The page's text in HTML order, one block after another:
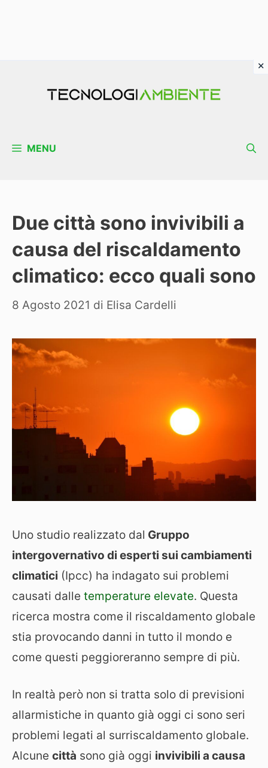
MENU
Due città sono invivibili a
causa del riscaldamento
climatico: ecco quali sono
8 Agosto 2021 di Elisa Cardelli
Uno studio realizzato dal Gruppo
intergovernativo di esperti sui cambiamenti
climatici (Ipcc) ha indagato sui problemi
causati dalle temperature elevate. Questa
ricerca mostra come il riscaldamento globale
stia provocando danni in tutto il mondo e
come questi peggioreranno sempre di più.
In realtà però non si tratta solo di previsioni
allarmistiche in quanto già oggi ci sono seri
problemi legati al surriscaldamento globale.
Alcune città sono già oggi invivibili a causa